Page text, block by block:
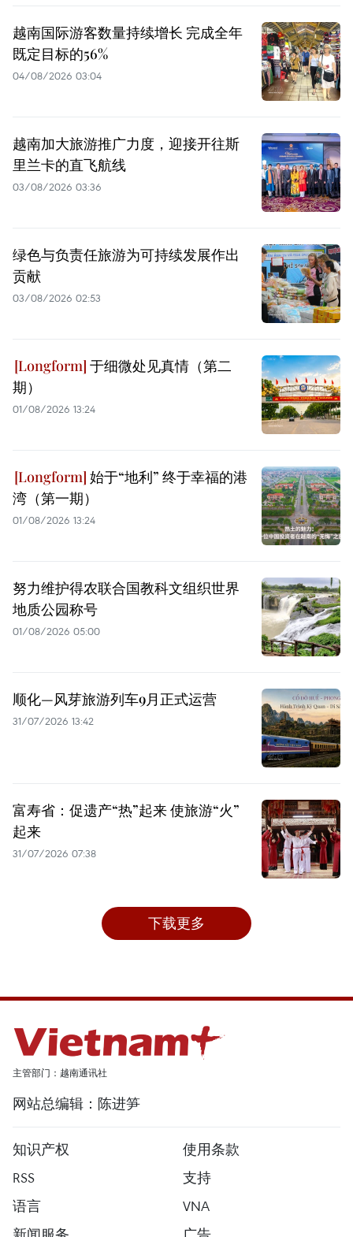
越南国际游客数量持续增长 完成全年
既定目标的56%
04/08/2026 03:04
越南加大旅游推广力度，迎接开往斯
里兰卡的直飞航线
03/08/2026 03:36
绿色与负责任旅游为可持续发展作出
贡献
03/08/2026 02:53
于细微处见真情（第二
期）
01/08/2026 13:24
始于“地利” 终于幸福的港
湾（第一期）
01/08/2026 13:24
努力维护得农联合国教科文组织世界
地质公园称号
01/08/2026 05:00
顺化—风芽旅游列车9月正式运营
31/07/2026 13:42
富寿省：促遗产“热”起来 使旅游“火”
起来
31/07/2026 07:38
下载更多
主管部门：越南通讯社
网站总编辑：陈进笋
知识产权
使用条款
RSS
支持
语言
VNA